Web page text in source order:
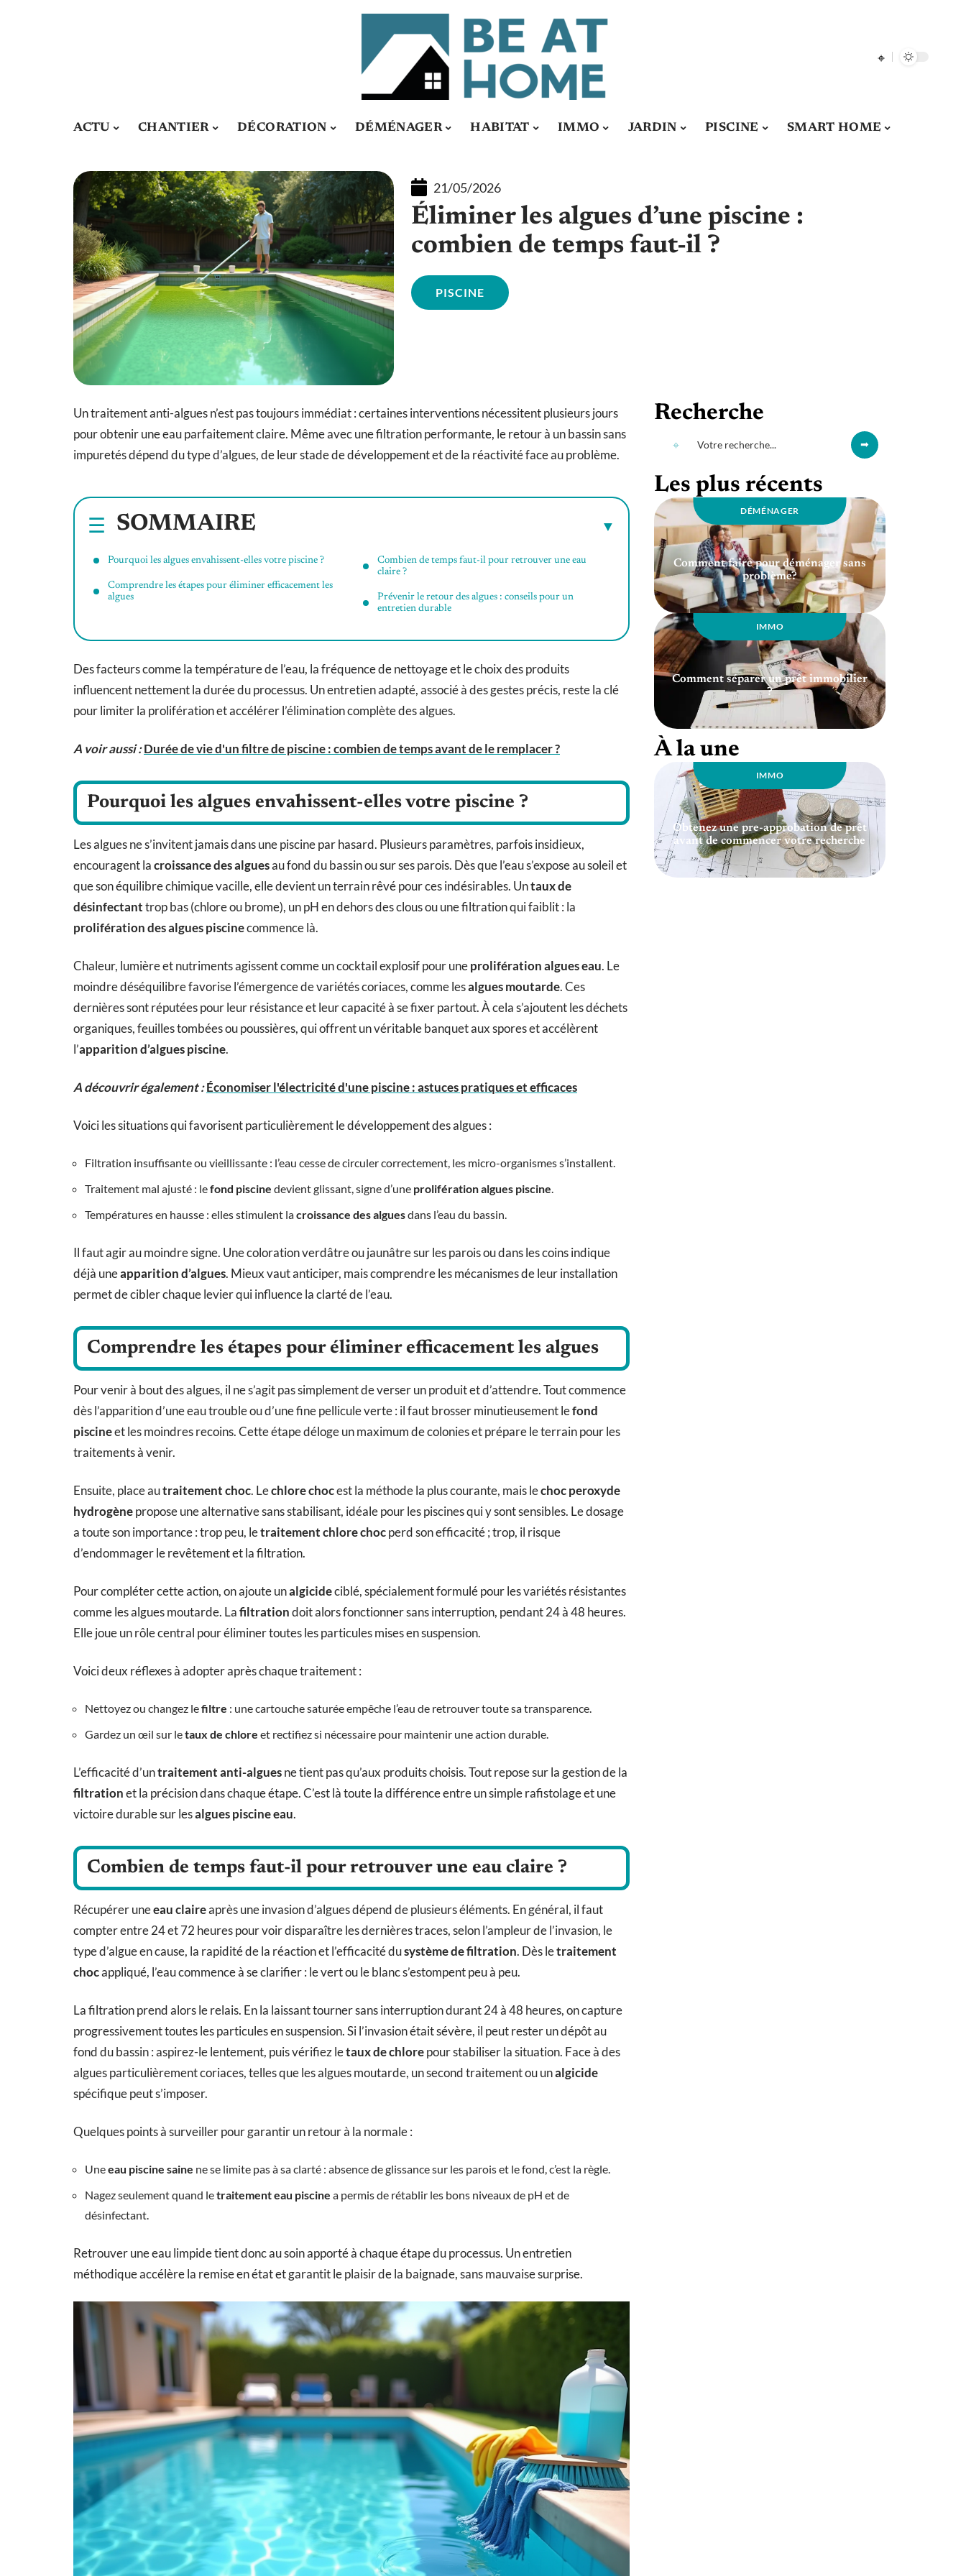
ACTU CHANTIER DÉCORATION DÉMÉNAGER HABITAT IMMO JARDIN PISCINE SMART HOME
21/05/2026
Éliminer les algues d’une piscine :
combien de temps faut-il ?
PISCINE
Un traitement anti-algues n’est pas toujours immédiat : certaines interventions nécessitent plusieurs jours
pour obtenir une eau parfaitement claire. Même avec une filtration performante, le retour à un bassin sans
impuretés dépend du type d’algues, de leur stade de développement et de la réactivité face au problème.
SOMMAIRE
Pourquoi les algues envahissent-elles votre piscine ?
Comprendre les étapes pour éliminer efficacement les
algues
Combien de temps faut-il pour retrouver une eau
claire ?
Prévenir le retour des algues : conseils pour un
entretien durable
Des facteurs comme la température de l’eau, la fréquence de nettoyage et le choix des produits
influencent nettement la durée du processus. Un entretien adapté, associé à des gestes précis, reste la clé
pour limiter la prolifération et accélérer l’élimination complète des algues.
A voir aussi :Durée de vie d'un filtre de piscine : combien de temps avant de le remplacer ?
Pourquoi les algues envahissent-elles votre piscine ?
Les algues ne s’invitent jamais dans une piscine par hasard. Plusieurs paramètres, parfois insidieux,
encouragent lacroissance des alguesau fond du bassin ou sur ses parois. Dès que l’eau s’expose au soleil et
que son équilibre chimique vacille, elle devient un terrain rêvé pour ces indésirables. Untaux de
désinfectanttrop bas (chlore ou brome), un pH en dehors des clous ou une filtration qui faiblit : la
prolifération des algues piscinecommence là.
Chaleur, lumière et nutriments agissent comme un cocktail explosif pour uneprolifération algues eau. Le
moindre déséquilibre favorise l’émergence de variétés coriaces, comme lesalgues moutarde. Ces
dernières sont réputées pour leur résistance et leur capacité à se fixer partout. À cela s’ajoutent les déchets
organiques, feuilles tombées ou poussières, qui offrent un véritable banquet aux spores et accélèrent
l’apparition d’algues piscine.
A découvrir également :Économiser l'électricité d'une piscine : astuces pratiques et efficaces
Voici les situations qui favorisent particulièrement le développement des algues :
Filtration insuffisante ou vieillissante : l’eau cesse de circuler correctement, les micro-organismes s’installent.
Traitement mal ajusté : lefond piscine devient glissant, signe d’une prolifération algues piscine
Températures en hausse : elles stimulent lacroissance des alguesdans l’eau du bassin.
Il faut agir au moindre signe. Une coloration verdâtre ou jaunâtre sur les parois ou dans les coins indique
déjà uneapparition d’algues. Mieux vaut anticiper, mais comprendre les mécanismes de leur installation
permet de cibler chaque levier qui influence la clarté de l’eau.
Comprendre les étapes pour éliminer efficacement les algues
Pour venir à bout des algues, il ne s’agit pas simplement de verser un produit et d’attendre. Tout commence
dès l’apparition d’une eau trouble ou d’une fine pellicule verte : il faut brosser minutieusement lefond
piscineet les moindres recoins. Cette étape déloge un maximum de colonies et prépare le terrain pour les
traitements à venir.
Ensuite, place autraitement choc. Lechlore chocest la méthode la plus courante, mais lechoc peroxyde
hydrogènepropose une alternative sans stabilisant, idéale pour les piscines qui y sont sensibles. Le dosage
a toute son importance : trop peu, letraitement chlore chocperd son efficacité ; trop, il risque
d’endommager le revêtement et la filtration.
Pour compléter cette action, on ajoute unalgicideciblé, spécialement formulé pour les variétés résistantes
comme les algues moutarde. Lafiltrationdoit alors fonctionner sans interruption, pendant 24 à 48 heures.
Elle joue un rôle central pour éliminer toutes les particules mises en suspension.
Voici deux réflexes à adopter après chaque traitement :
Nettoyez ou changez lefiltre : une cartouche saturée empêche l’eau de retrouver toute sa transparence.
Gardez un œil sur letaux de chlore et rectifiez si nécessaire pour maintenir une action durable.
L’efficacité d’untraitement anti-alguesne tient pas qu’aux produits choisis. Tout repose sur la gestion de la
filtrationet la précision dans chaque étape. C’est là toute la différence entre un simple rafistolage et une
victoire durable sur lesalgues piscine eau.
Combien de temps faut-il pour retrouver une eau claire ?
Récupérer uneeau claireaprès une invasion d’algues dépend de plusieurs éléments. En général, il faut
compter entre 24 et 72 heures pour voir disparaître les dernières traces, selon l’ampleur de l’invasion, le
type d’algue en cause, la rapidité de la réaction et l’efficacité dusystème de filtration. Dès letraitement
chocappliqué, l’eau commence à se clarifier : le vert ou le blanc s’estompent peu à peu.
La filtration prend alors le relais. En la laissant tourner sans interruption durant 24 à 48 heures, on capture
progressivement toutes les particules en suspension. Si l’invasion était sévère, il peut rester un dépôt au
fond du bassin : aspirez-le lentement, puis vérifiez letaux de chlorepour stabiliser la situation. Face à des
algues particulièrement coriaces, telles que les algues moutarde, un second traitement ou unalgicide
spécifique peut s’imposer.
Quelques points à surveiller pour garantir un retour à la normale :
Uneeau piscine saine ne se limite pas à sa clarté : absence de glissance sur les parois et le fond, c’est la règle.
Nagez seulement quand letraitement eau piscine a permis de rétablir les bons niveaux de pH et de
désinfectant.
Retrouver une eau limpide tient donc au soin apporté à chaque étape du processus. Un entretien
méthodique accélère la remise en état et garantit le plaisir de la baignade, sans mauvaise surprise.
Recherche
Les plus récents
DÉMÉNAGER
Comment faire pour déménager sans
problème?
IMMO
Comment séparer un prêt immobilier
?
À la une
IMMO
Obtenez une pre-approbation de prêt
avant de commencer votre recherche